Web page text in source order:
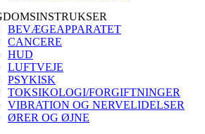
BEVÆGEAPPARATET
CANCERE
HUD
LUFTVEJE
PSYKISK
TOKSIKOLOGI/FORGIFTNINGER
VIBRATION OG NERVELIDELSER
ØRER OG ØJNE